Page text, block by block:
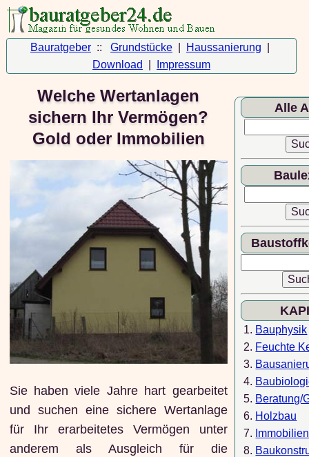
Bauratgeber :: Grundstücke Haussanierung
Download
Impressum
Welche Wertanlagen
sichern Ihr Vermögen?
Gold oder Immobilien
Sie haben viele Jahre hart gearbeitet
und suchen eine sichere Wertanlage
für Ihr erarbeitetes Vermögen unter
anderem als Ausgleich für die
©
Bauideen
Skonto|
| 8/2019
Alle
1. Bauphysik
2. Feuchte
3.
4.
5. Beratung/
6. Holzbau
7. Immobilien
8.